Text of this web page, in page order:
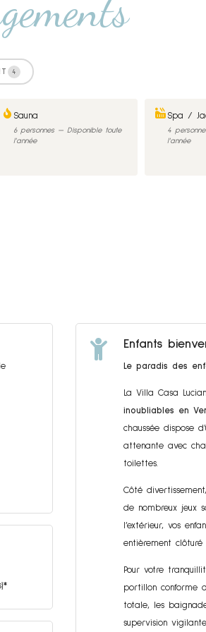
4
Sauna
6 personnes — Disponible toute
l'année
Spa /
4
l'année
 Enfants
Le paradis des
La Villa Casa
inoubliables en
chaussée dispose
attenante avec
toilettes.
Côté
de nombreux jeux
l’extérieur, vos
entièrement
Pour votre
portillon conforme
totale, les
supervision